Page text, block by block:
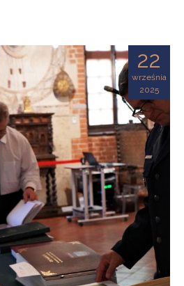
22
września
2025